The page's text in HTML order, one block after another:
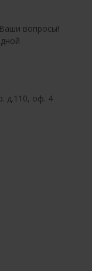
вопросы!
д.110, оф. 4